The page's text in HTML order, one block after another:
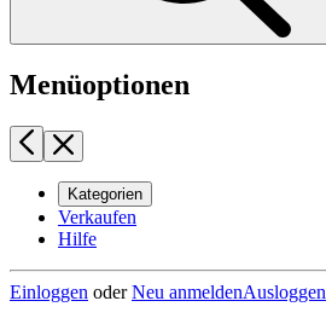
Menüoptionen
Kategorien
Verkaufen
Hilfe
Einloggen oderNeu anmeldenAusloggen